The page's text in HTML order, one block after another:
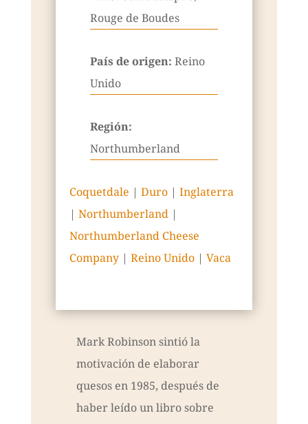
Rouge de Boudes
País de origen: Reino
Unido
Región:
Northumberland
Coquetdale | Duro| Inglaterra
| Northumberland|
Northumberland Cheese
Company| Reino Unido| Vaca
Mark Robinson sintió la
motivación de elaborar
quesos en 1985, después de
haber leído un libro sobre